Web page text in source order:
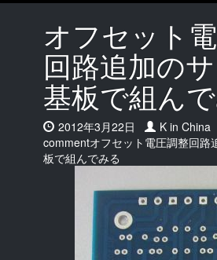
オフセット
回路追加の
基板で組ん
Date:
2012年3月22日 Author:
K in China
commenton
オフセット電圧調整回路
板で組んでみる